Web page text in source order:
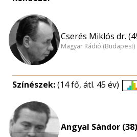
Cserés Miklós dr.
Magyar Rádió (Budapest)
Színészek:(14 fő, átl. 45 év)
Angyal Sándor (38)